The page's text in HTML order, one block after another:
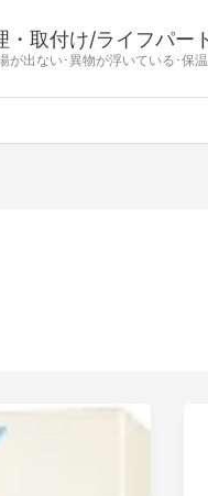
・取付け/ライフパー
が出ない･異物が浮いている･保